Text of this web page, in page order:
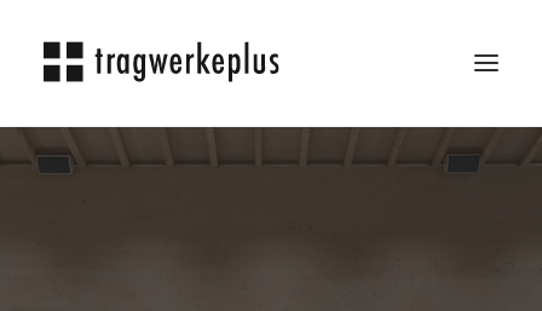
TRAGWERKEPLUS